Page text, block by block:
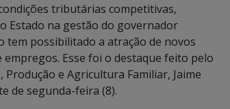
tributárias competitivas,
Estado na gestão do governador
tem possibilitado a atração de novos
Esse foi o destaque feito pelo
e Agricultura Familiar, Jaime
de segunda-feira (8).